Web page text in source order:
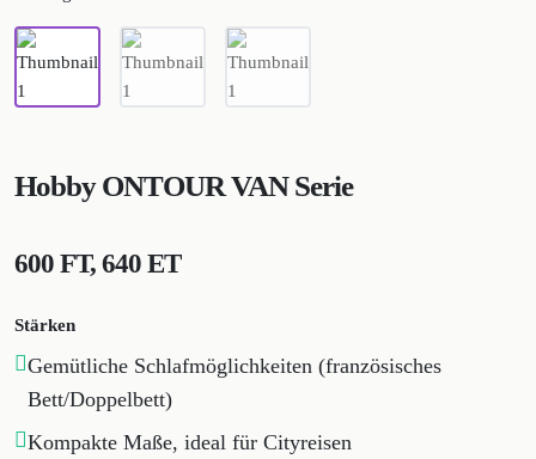
Hobby ONTOUR VAN Serie
600 FT, 640 ET
Stärken
Gemütliche Schlafmöglichkeiten (französisches
Bett/Doppelbett)
Kompakte Maße, ideal für Cityreisen